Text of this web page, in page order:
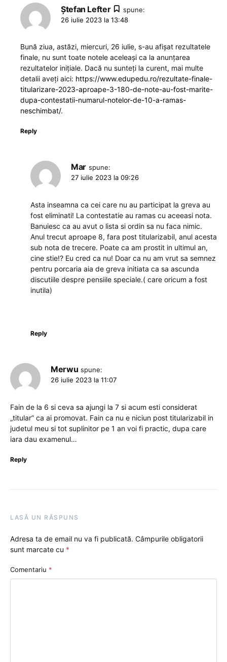
Ștefan Lefter
spune:
26 iulie 2023 la 13:48
Bună ziua, astăzi, miercuri, 26 iulie, s-au afișat rezultatele
finale, nu sunt toate notele aceleași ca la anunțarea
rezultatelor inițiale. Dacă nu sunteți la curent, mai multe
detalii aveți aici: https://www.edupedu.ro/rezultate-finale-
titularizare-2023-aproape-3-180-de-note-au-fost-marite-
dupa-contestatii-numarul-notelor-de-10-a-ramas-
neschimbat/.
Reply
Mar spune:
27 iulie 2023 la 09:26
Asta inseamna ca cei care nu au participat la greva au
fost eliminati! La contestatie au ramas cu aceeasi nota.
Banuiesc ca au avut o lista si ordin sa nu faca nimic.
Anul trecut aproape 8, fara post titularizabil, anul acesta
sub nota de trecere. Poate ca am prostit in ultimul an,
cine stie!? Eu cred ca nu! Doar ca nu am vrut sa semnez
pentru porcaria aia de greva initiata ca sa ascunda
discutiile despre pensiile speciale.( care oricum a fost
inutila)
Reply
Merwu spune:
26 iulie 2023 la 11:07
Fain de la 6 si ceva sa ajungi la 7 si acum esti considerat
„titular” ca ai promovat. Fain ca nu e niciun post titularizabil in
judetul meu si tot suplinitor pe 1 an voi fi practic, dupa care
iara dau examenul…
Reply
LASĂ UN RĂSPUNS
Adresa ta de email nu va fi publicată. Câmpurile obligatorii
sunt marcate cu *
Comentariu *